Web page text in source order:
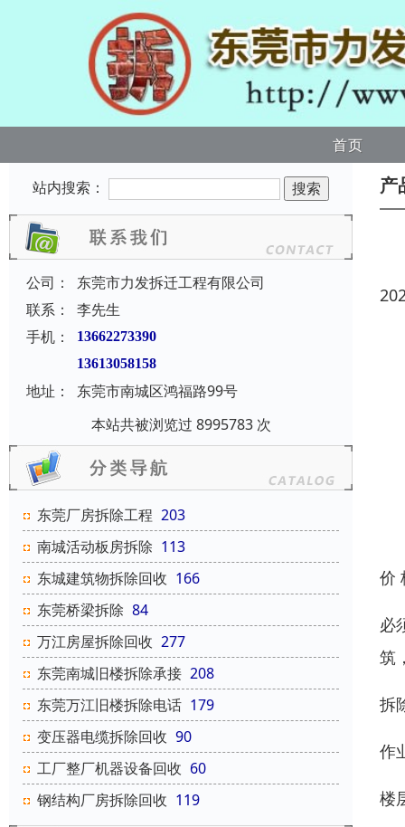
首页
站内搜索：
公司：
东莞市力发拆迁工程有限公司
联系：
李先生
手机：
13662273390
13613058158
地址：
东莞市南城区鸿福路99号
本站共被浏览过 8995783 次
东莞厂房拆除工程 203
南城活动板房拆除 113
东城建筑物拆除回收 166
东莞桥梁拆除 84
万江房屋拆除回收 277
东莞南城旧楼拆除承接 208
东莞万江旧楼拆除电话 179
变压器电缆拆除回收 90
工厂整厂机器设备回收 60
钢结构厂房拆除回收 119
产
价
必
筑
拆
作
楼